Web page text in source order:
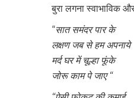
बुरा लगना स्वाभाविक
“सात समंदर पार के
लक्षण जब से हम अपनाये
मर्द घर में चूल्हा फूंके
जोरू काम पे जाए “